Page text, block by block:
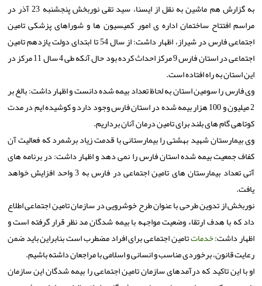
به گزارش هم ماشین به نقل از ایسنا، سید تقی نوربخش پنجشنبه 23 آذر در
مراسم افتتاح ساختمان اداره ی امور كمیسیون ها و شوراهای پزشكی تامین
اجتماعی فارس در شیراز، اظهار داشت: از سال 54 تا ابتدای دولت یازدهم تامین
اجتماعی در استان فارس 9 مركز احداث كرده بود حال آنكه طی 4 سال 11 مركز در
این استان به راه افتاده است.
وی فارس را سومین استان به لحاظ تعداد بیمه شده دانست و اظهار داشت: بالغ بر
2 میلیون و 100 هزار بیمه شده در استان فارس وجود دارد و كوشیده ایم در مدت
كوتاهی گام های بلند برای تامین درمان آنان برداریم.
وی بیمارستان شهید بهشتی را بیمارستانی با قدمت زیاد برشمرد كه فعالیت آن
كفاف جمعیت بیمه شده استان فارس را نمی دهد و اظهار داشت: در برنامه های
آتی تعداد بیمارستان های تامین اجتماعی در فارس به 3 واحد افزایش خواهد
یافت.
نوربخش از تدوین طرحی با عنوان طرح خوشرویی در سازمان تامین اجتماعی اطلاع
داد كه با هدف ارتقاء وضعیت مواجهه با بیمه شدگان مد نظر قرار گرفته است و
اظهار داشت:خدماتتامین اجتماعی برای افراد مضطرب است بنابراین باید ضمن
رعایت قانون، برخوردی مناسب و انسانی و اسلامی با مراجعان داشته باشیم.
او با این تاكید كه درآمدهای سازمان تامین اجتماعی را بیمه شدگان این سازمان